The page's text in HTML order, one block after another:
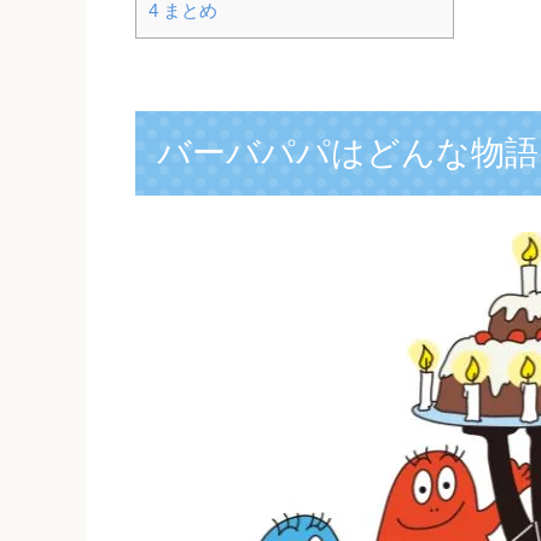
4 まとめ
バーバパパはどんな物